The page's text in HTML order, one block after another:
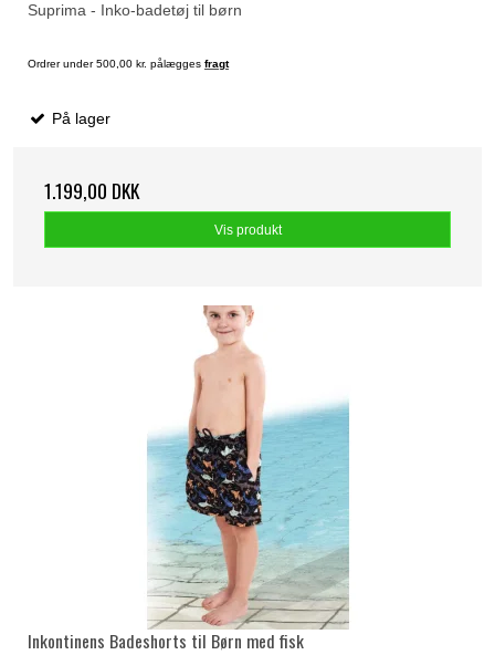
Suprima - Inko-badetøj til børn
Ordrer under 500,00 kr. pålægges fragt
På lager
1.199,00 DKK
Vis produkt
Inkontinens Badeshorts til Børn med fisk